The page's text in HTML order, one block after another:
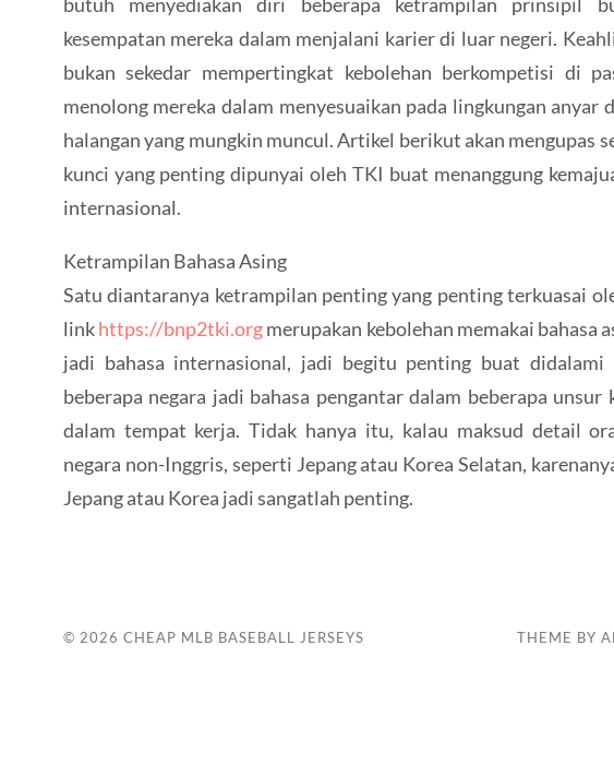
kesempatan mereka dalam menjalani karier di luar negeri.
bukan sekedar mempertingkat kebolehan berkompetisi di
menolong mereka dalam menyesuaikan pada lingkungan anyar
halangan yang mungkin muncul. Artikel berikut akan mengupas
kunci yang penting dipunyai oleh TKI buat menanggung
internasional.
Ketrampilan Bahasa Asing
Satu diantaranya ketrampilan penting yang penting terkuasai
linkhttps://bnp2tki.orgmerupakan kebolehan memakai bahasa
jadi bahasa internasional, jadi begitu penting buat
beberapa negara jadi bahasa pengantar dalam beberapa
dalam tempat kerja. Tidak hanya itu, kalau maksud detail
negara non-Inggris, seperti Jepang atau Korea Selatan,
Jepang atau Korea jadi sangatlah penting.
© 2026 CHEAP MLB BASEBALL JERSEYS THEME BY